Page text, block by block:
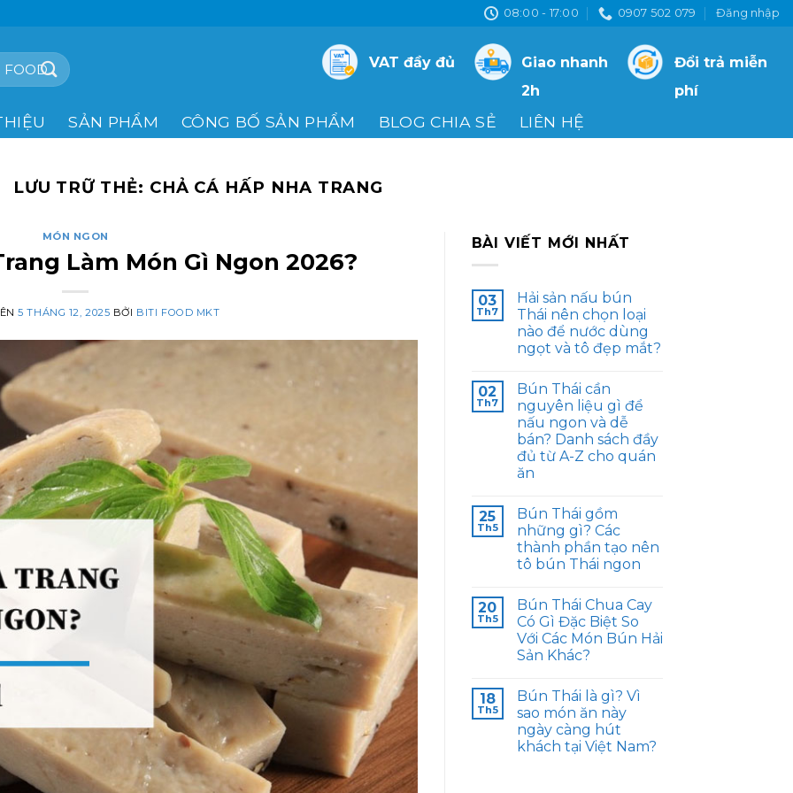
08:00 - 17:00 0907 502 079 Đăng nhập
VAT đầy đủ
Giao nhanh
2h
Đổi trả miễn
phí
SẢN PHẨM CÔNG BỐ SẢN PHẨM BLOG CHIA SẺ LIÊN HỆ
LƯU TRỮ THẺ: CHẢ CÁ HẤP NHA TRANG
MÓN NGON
Làm Món Gì Ngon 2026?
5 THÁNG 12, 2025 BỞI BITI FOOD MKT
BÀI VIẾT MỚI NHẤT
03
Th7
Hải sản nấu bún
Thái nên chọn loại
nào để nước dùng
ngọt và tô đẹp mắt?
02
Th7
Bún Thái cần
nguyên liệu gì để
nấu ngon và dễ
bán? Danh sách đầy
đủ từ A-Z cho quán
ăn
25
Th5
Bún Thái gồm
những gì? Các
thành phần tạo nên
tô bún Thái ngon
20
Th5
Bún Thái Chua Cay
Có Gì Đặc Biệt So
Với Các Món Bún Hải
Sản Khác?
18
Th5
Bún Thái là gì? Vì
sao món ăn này
ngày càng hút
khách tại Việt Nam?